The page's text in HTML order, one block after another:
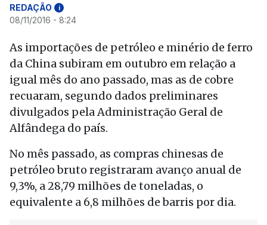
REDAÇÃO i
08/11/2016 - 8:24
As importações de petróleo e minério de ferro
da China subiram em outubro em relação a
igual mês do ano passado, mas as de cobre
recuaram, segundo dados preliminares
divulgados pela Administração Geral de
Alfândega do país.
No mês passado, as compras chinesas de
petróleo bruto registraram avanço anual de
9,3%, a 28,79 milhões de toneladas, o
equivalente a 6,8 milhões de barris por dia.